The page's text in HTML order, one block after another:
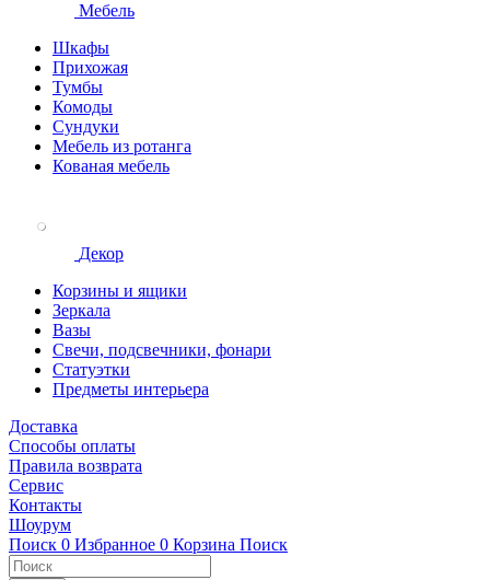
Мебель
Шкафы
Прихожая
Тумбы
Комоды
Сундуки
Мебель из ротанга
Кованая мебель
Декор
Корзины и ящики
Зеркала
Вазы
Свечи, подсвечники, фонари
Статуэтки
Предметы интерьера
Доставка
Способы оплаты
Правила возврата
Сервис
Контакты
Шоурум
Поиск 0 Избранное 0 Корзина Поиск